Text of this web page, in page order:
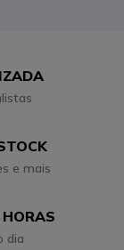
e mais
dia